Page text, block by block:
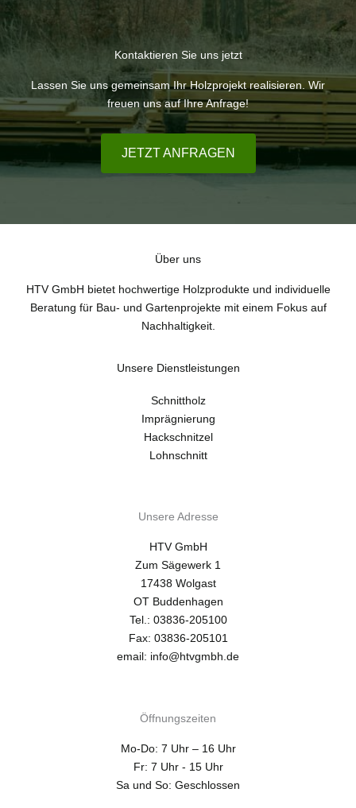
Kontaktieren Sie uns jetzt
Lassen Sie uns gemeinsam Ihr Holzprojekt realisieren. Wir
freuen uns auf Ihre Anfrage!
JETZT ANFRAGEN
Über uns
HTV GmbH bietet hochwertige Holzprodukte und individuelle
Beratung für Bau- und Gartenprojekte mit einem Fokus auf
Nachhaltigkeit.
Unsere Dienstleistungen
Schnittholz
Imprägnierung
Hackschnitzel
Lohnschnitt
Unsere Adresse
HTV GmbH
Zum Sägewerk 1
17438 Wolgast
OT Buddenhagen
Tel.: 03836-205100
Fax: 03836-205101
email: info@htvgmbh.de
Öffnungszeiten
Mo-Do: 7 Uhr – 16 Uhr
Fr: 7 Uhr - 15 Uhr
Sa und So: Geschlossen